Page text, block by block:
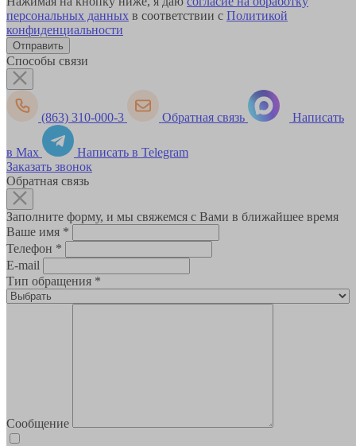
персональных данных в соответствии с Политикой
конфиденциальности
Способы связи
(863) 310-000-3 Обратная связь Написать
в Max
Написать в Telegram
Заказать звонок
Обратная связь
Заполните форму, и мы свяжемся с Вами в ближайшее время
Ваше имя *
Телефон *
E-mail
Тип обращения *
Сообщение